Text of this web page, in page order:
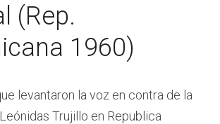
(Rep.
1960)
levantaron la voz en contra de la
Trujillo en Republica